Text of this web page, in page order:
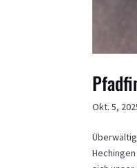
Okt. 5,